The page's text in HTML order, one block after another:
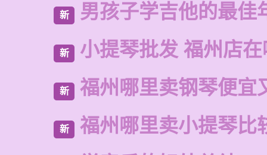
新 男孩子学吉他的最佳
新 小提琴批发 福州店
新 福州哪里卖钢琴便宜
新 福州哪里卖小提琴比